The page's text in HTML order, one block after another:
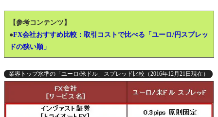
【参考コンテンツ】
●FX会社おすすめ比較：取引コストで比べる「ユーロ/円スプレッ
ドの狭い順」
業界トップ水準の「ユーロ/米ドル」スプレッド比較（2016年12月21日現在）